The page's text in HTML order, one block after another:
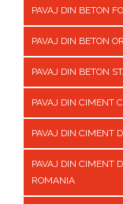
PAVAJ DIN BETON
PAVAJ DIN BETON
PAVAJ DIN BETON
PAVAJ DIN CIMENT
PAVAJ DIN CIMENT
PAVAJ DIN CIMENT
ROMANIA